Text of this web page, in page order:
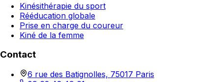
Kinésithérapie du sport
Rééducation globale
Prise en charge du coureur
Kiné de la femme
Contact
6 rue des Batignolles, 75017 Paris